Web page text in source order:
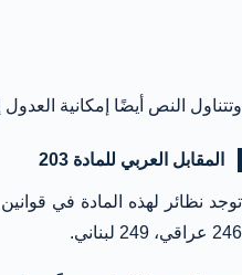
وتتناول النص أيضًا إمكانية
المقابل العربي للمادة 203
246 عراقي، 249 لبناني.